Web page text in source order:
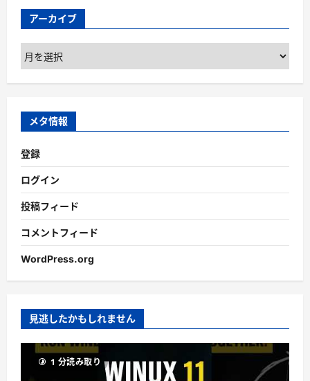
アーカイブ
ア
ー
カ
ブ
メタ情報
登録
ログイン
投稿フィード
コメントフィード
WordPress.org
見逃したかもしれません
1 分読み取り